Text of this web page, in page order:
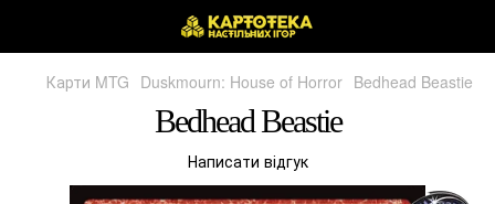
Карти MTG Duskmourn: House of Horror Bedhead Beastie
Bedhead Beastie
Написати відгук